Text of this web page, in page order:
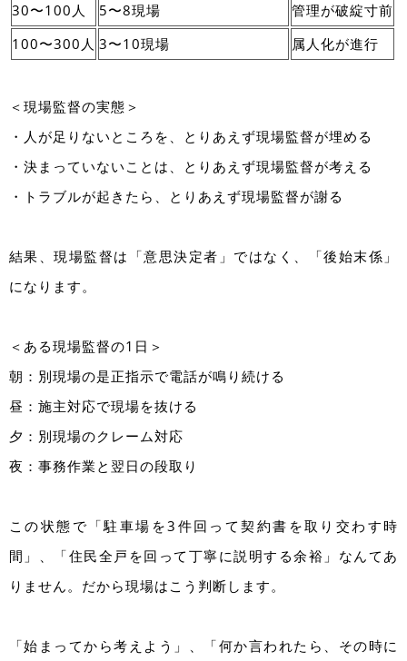
30〜100人
5〜8現場
管理が破綻寸前
100〜300人 3〜10現場 属人化が進行
＜現場監督の実態＞
・人が足りないところを、とりあえず現場監督が埋める
・決まっていないことは、とりあえず現場監督が考える
・トラブルが起きたら、とりあえず現場監督が謝る
結果、現場監督は「意思決定者」ではなく、「後始末係」
になります。
＜ある現場監督の1日＞
朝：別現場の是正指示で電話が鳴り続ける
昼：施主対応で現場を抜ける
夕：別現場のクレーム対応
夜：事務作業と翌日の段取り
この状態で「駐車場を3件回って契約書を取り交わす時
間」、「住民全戸を回って丁寧に説明する余裕」なんてあ
りません。だから現場はこう判断します。
「始まってから考えよう」、「何か言われたら、その時に